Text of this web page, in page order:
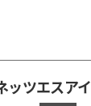
ッツエスアイ